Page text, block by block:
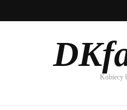
Kobiecy